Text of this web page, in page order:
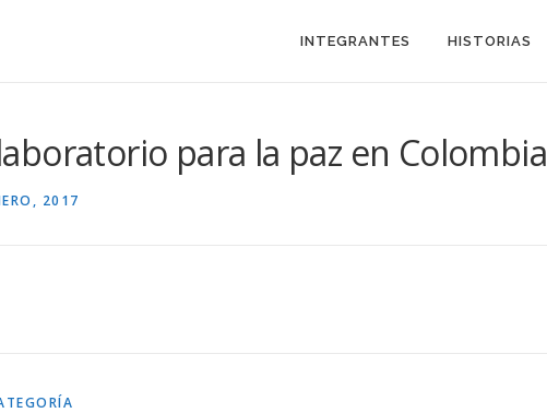
INTEGRANTES HISTORIAS
para la paz en Colombia
2017